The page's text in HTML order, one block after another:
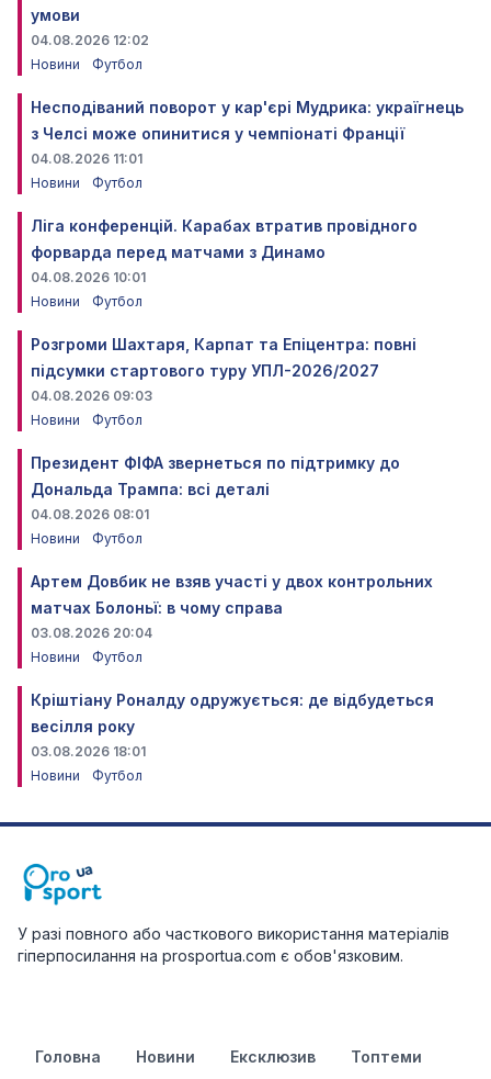
умови
04.08.2026 12:02
Новини
Футбол
Несподіваний поворот у кар'єрі Мудрика: україгнець
з Челсі може опинитися у чемпіонаті Франції
04.08.2026 11:01
Новини
Футбол
Ліга конференцій. Карабах втратив провідного
форварда перед матчами з Динамо
04.08.2026 10:01
Новини
Футбол
Розгроми Шахтаря, Карпат та Епіцентра: повні
підсумки стартового туру УПЛ-2026/2027
04.08.2026 09:03
Новини
Футбол
Президент ФІФА звернеться по підтримку до
Дональда Трампа: всі деталі
04.08.2026 08:01
Новини
Футбол
Артем Довбик не взяв участі у двох контрольних
матчах Болоньї: в чому справа
03.08.2026 20:04
Новини
Футбол
Кріштіану Роналду одружується: де відбудеться
весілля року
03.08.2026 18:01
Новини
Футбол
У разі повного або часткового використання матеріалів
гіперпосилання на prosportua.com є обов'язковим.
Головна Новини Ексклюзив Топтеми